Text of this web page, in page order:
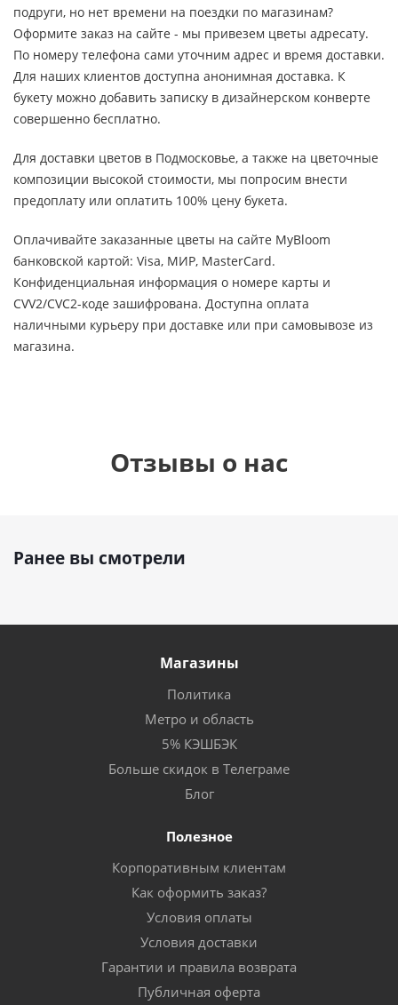
подруги, но нет времени на поездки по магазинам?
Оформите заказ на сайте - мы привезем цветы адресату.
По номеру телефона сами уточним адрес и время доставки.
Для наших клиентов доступна анонимная доставка. К
букету можно добавить записку в дизайнерском конверте
совершенно бесплатно.
Для доставки цветов в Подмосковье, а также на цветочные
композиции высокой стоимости, мы попросим внести
предоплату или оплатить 100% цену букета.
Оплачивайте заказанные цветы на сайте MyBloom
банковской картой: Visa, МИР, MasterCard.
Конфиденциальная информация о номере карты и
CVV2/CVC2-коде зашифрована. Доступна оплата
наличными курьеру при доставке или при самовывозе из
магазина.
Отзывы о нас
Ранее вы смотрели
Магазины
Политика
Метро и область
5% КЭШБЭК
Больше скидок в Телеграме
Блог
Полезное
Корпоративным клиентам
Как оформить заказ?
Условия оплаты
Условия доставки
Гарантии и правила возврата
Публичная оферта